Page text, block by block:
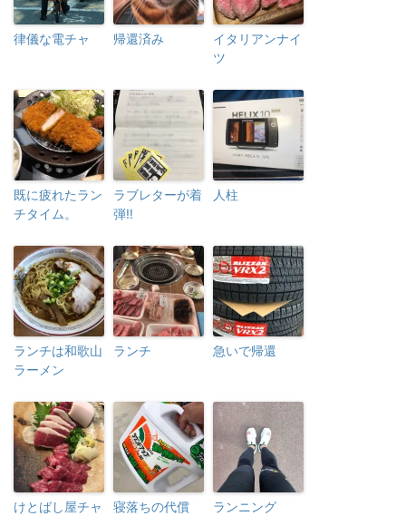
律儀な電チャ 帰還済み
イタリアンナイ
ツ
既に疲れたラン
チタイム。
ラブレターが着
弾‼︎
人柱
ランチは和歌山
ラーメン
ランチ 急いで帰還
けとばし屋チャ
寝落ちの代償 ランニング